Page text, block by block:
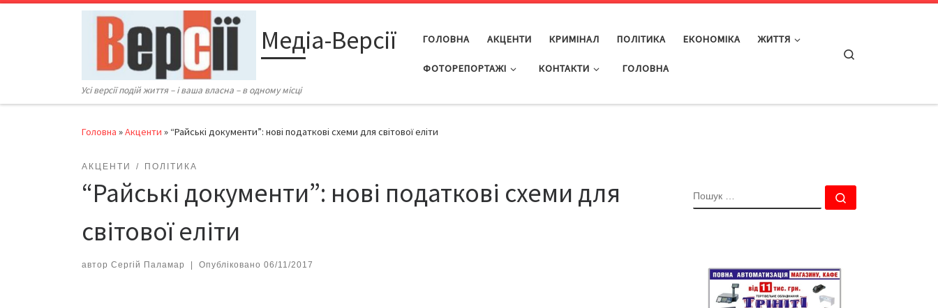
Перейти до вмісту
Медіа-Версії
Усі версії подій життя – і ваша власна – в одному місці
ГОЛОВНА АКЦЕНТИ КРИМІНАЛ ПОЛІТИКА ЕКОНОМІКА ЖИТТЯ
ФОТОРЕПОРТАЖІ КОНТАКТИ ГОЛОВНА
Головна »Акценти » “Райські документи”: нові податкові схеми для світової еліти
АКЦЕНТИ ПОЛІТИКА
“Райські документи”: нові податкові схеми для
світової еліти
автор Сергій Паламар Опубліковано 06/11/2017
ПОШУК